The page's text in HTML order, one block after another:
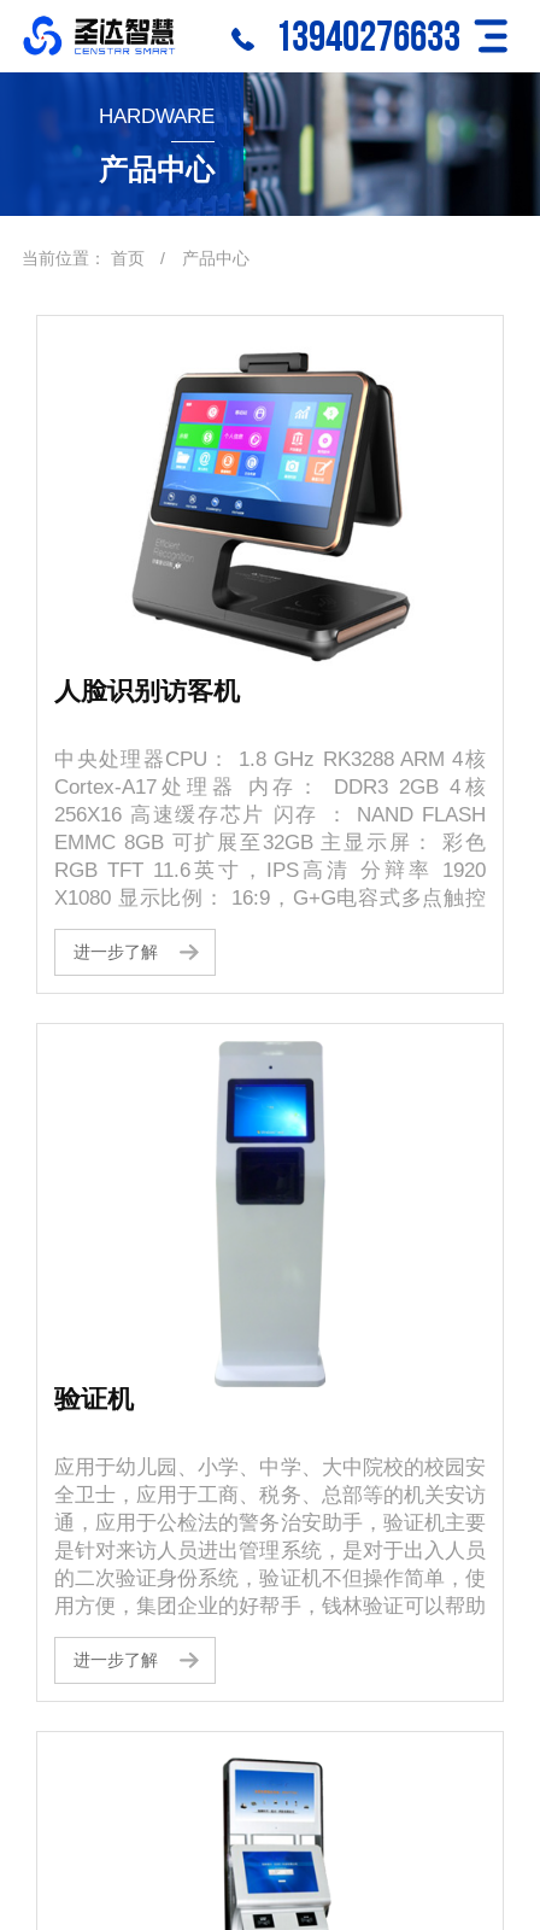
13940276633
HARDWARE
产品中心
当前位置： 首页 / 产品中心
人脸识别访客机
中央处理器CPU： 1.8 GHz RK3288 ARM 4核
Cortex-A17处理器 内存： DDR3 2GB 4核
256X16 高速缓存芯片 闪存 ： NAND FLASH
EMMC 8GB 可扩展至32GB 主显示屏： 彩色
RGB TFT 11.6英寸，IPS高清 分辩率 1920
X1080 显示比例： 16:9，G+G电容式多点触控
屏,防划伤，加硬 副显示屏： 彩色RGB TFT 9英
寸， 分辩率 1280 X 720 , 显示比例：16:9
进一步了解
验证机
应用于幼儿园、小学、中学、大中院校的校园安
全卫士，应用于工商、税务、总部等的机关安访
通，应用于公检法的警务治安助手，验证机主要
是针对来访人员进出管理系统，是对于出入人员
的二次验证身份系统，验证机不但操作简单，使
用方便，集团企业的好帮手，钱林验证可以帮助
所有企业解决出入难的问题，验证机适用范围非
常广泛，可用于部队、政府、金融、医院、邮
政、通信、工商、税务、保险、交通等多个领域
进一步了解